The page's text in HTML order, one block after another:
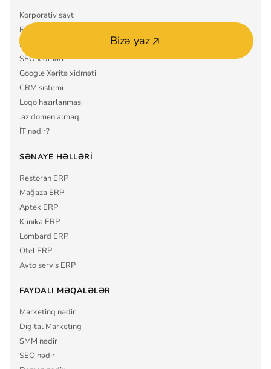
Korporativ sayt
ERP sistemi
Mobil tətbiq MVP
SEO xidməti
Google Xəritə xidməti
CRM sistemi
Loqo hazırlanması
.az domen almaq
İT nədir?
SƏNAYE HƏLLƏRI
Restoran ERP
Mağaza ERP
Aptek ERP
Klinika ERP
Lombard ERP
Otel ERP
Avto servis ERP
FAYDALI MƏQALƏLƏR
Marketinq nədir
Digital Marketing
SMM nədir
SEO nədir
Bizə yaz